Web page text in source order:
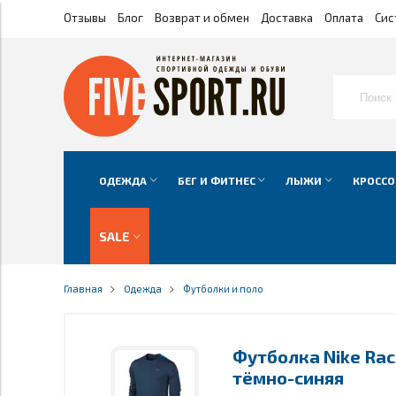
Отзывы Блог Возврат и обмен Доставка Оплата
ОДЕЖДА БЕГ И ФИТНЕС ЛЫЖИ
SALE
Главная Одежда Футболки и поло
Футболка Nike
тёмно-синяя